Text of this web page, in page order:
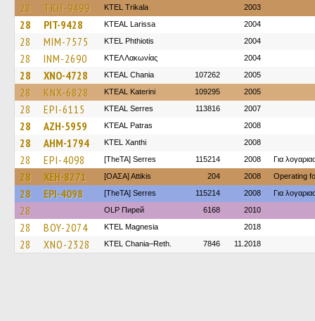
28 TKH-9499 ΚΤΕL Τrikala 2003
28 PIT-9428 KTEAL Larissa 2004
28 MIM-7575 ΚΤΕL Phthiotis 2004
28 INM-2690 ΚΤΕΛ Λακωνίας 2004
28 XNO-4728 KTEAL Chania 107262 2005
28 KNX-6828 KTEAL Katerini 109295 2005
28 EPI-6115 KTEAL Serres 113816 2007
28 AZH-5959 KTEAL Patras 2008
28 AHM-1794 KTEL Xanthi 2008
28 EPI-4098 [TheTA] Serres 115214 2008 Για
28 XEH-8271 [ΟΑΣΑ] Αttikis 204 2008 Operating
28 EPI-4098 [TheTA] Serres 115214 2008 Για
28 OLP Пирей 6168 2010
28 BOY-2074 ΚΤΕL Magnesia 2018
28 XNO-2328 KTEL Chania–Reth. 7846 11.2018